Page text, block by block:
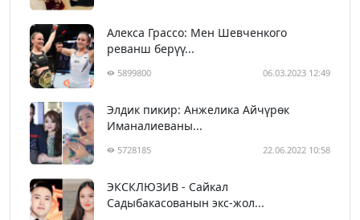
Алекса Грассо: Мен Шевченкого
реванш берүү...
5899800 06.03.2023 12:49
Элдик пикир: Анжелика Айчүрөк
Иманалиеваны...
5728185 22.06.2022 10:58
ЭКСКЛЮЗИВ - Сайкал
Садыбакасованын экс-жол...